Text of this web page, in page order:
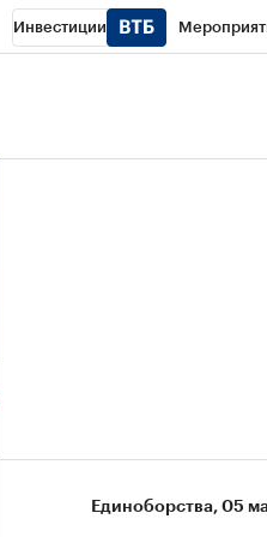
Инвестиции
Единоборства⁠, 05